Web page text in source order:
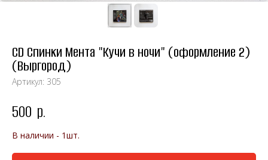
CD Спинки Мента "Кучи в ночи" (оформление 2)
(Выргород)
Артикул: 305
500 р.
В наличии - 1шт.